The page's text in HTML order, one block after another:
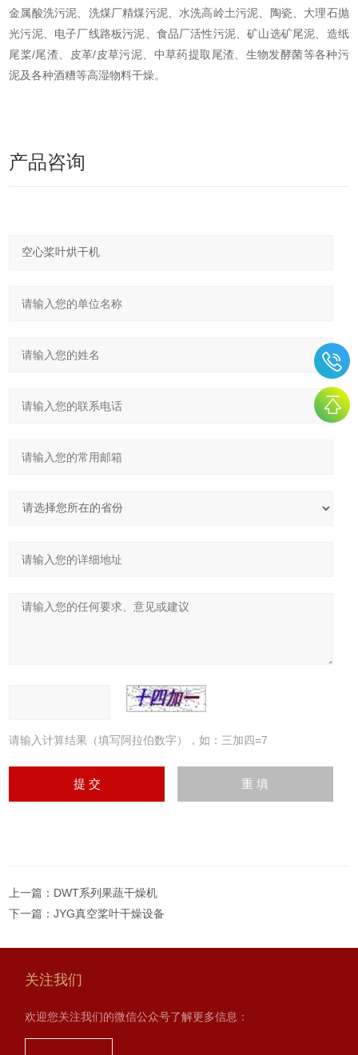
金属酸洗污泥、洗煤厂精煤污泥、水洗高岭土污泥、陶瓷、大理石抛
光污泥、电子厂线路板污泥、食品厂活性污泥、矿山选矿尾泥、造纸
尾桨/尾渣、皮革/皮草污泥、中草药提取尾渣、生物发酵菌等各种污
泥及各种酒糟等高湿物料干燥。
产品咨询
请输入计算结果（填写阿拉伯数字），如：三加四=7
上一篇： DWT系列果蔬干燥机
下一篇：JYG真空桨叶干燥设备
关注我们
欢迎您关注我们的微信公众号了解更多信息：